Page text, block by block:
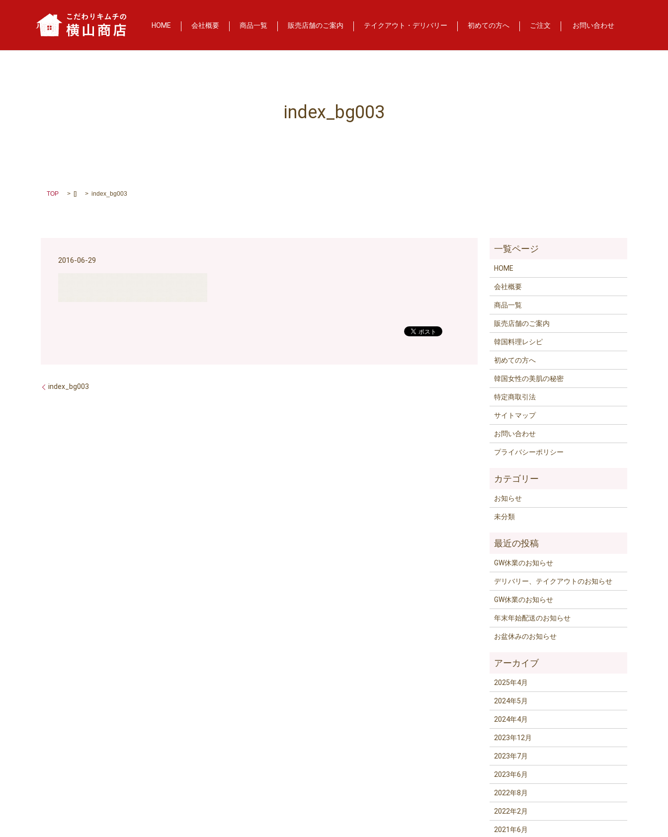
HOME 会社概要 商品一覧 販売店舗のご案内 テイクアウト・デリバリー 初めての方へ ご注文 お問い合わせ
index_bg003
TOP [] index_bg003
2016-06-29
index_bg003
HOME
会社概要
商品一覧
販売店舗のご案内
韓国料理レシピ
初めての方へ
韓国女性の美肌の秘密
特定商取引法
サイトマップ
お問い合わせ
プライバシーポリシー
お知らせ
未分類
GW休業のお知らせ
デリバリー、テイクアウトのお知らせ
GW休業のお知らせ
年末年始配送のお知らせ
お盆休みのお知らせ
2025年4月
2024年5月
2024年4月
2023年12月
2023年7月
2023年6月
2022年8月
2022年2月
2021年6月